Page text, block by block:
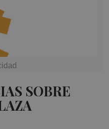
SOBRE